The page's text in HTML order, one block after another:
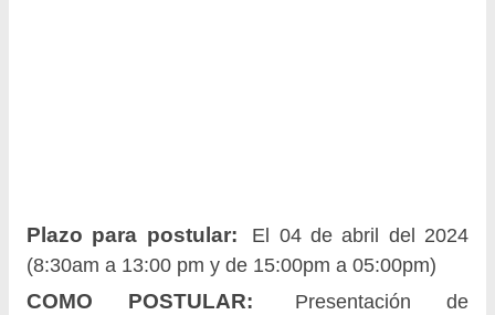
Plazo para postular:
El 04 de abril del 2024
(8:30am a 13:00 pm y de 15:00pm a 05:00pm)
COMO POSTULAR:
Presentación de